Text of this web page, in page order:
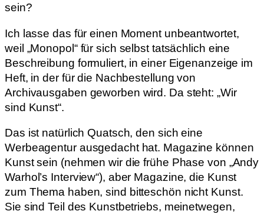
sein?
Ich lasse das für einen Moment unbeantwortet,
weil „Monopol“ für sich selbst tatsächlich eine
Beschreibung formuliert, in einer Eigenanzeige im
Heft, in der für die Nachbestellung von
Archivausgaben geworben wird. Da steht: „Wir
sind Kunst“.
Das ist natürlich Quatsch, den sich eine
Werbeagentur ausgedacht hat. Magazine können
Kunst sein (nehmen wir die frühe Phase von „Andy
Warhol’s Interview“), aber Magazine, die Kunst
zum Thema haben, sind bitteschön nicht Kunst.
Sie sind Teil des Kunstbetriebs, meinetwegen,